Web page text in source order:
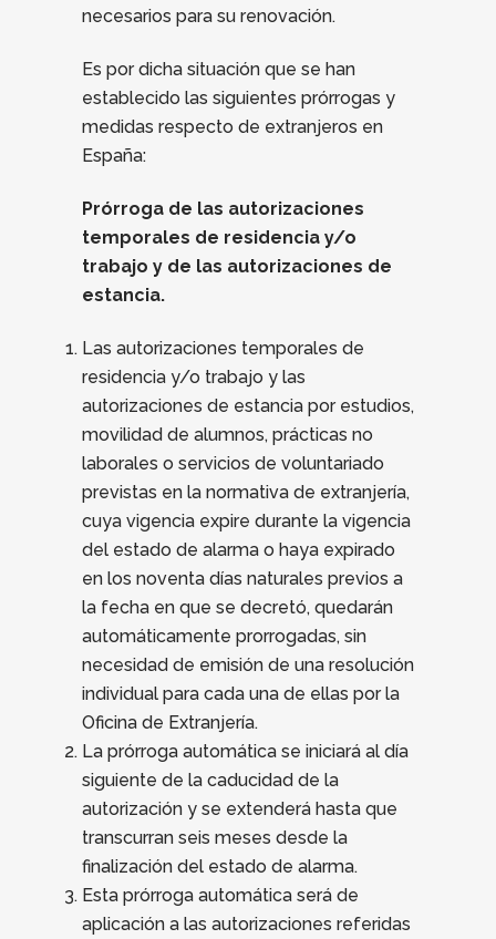
necesarios para su renovación.
Es por dicha situación que se han
establecido las siguientes prórrogas y
medidas respecto de extranjeros en
España:
Prórroga de las autorizaciones
temporales de residencia y/o
trabajo y de las autorizaciones de
estancia.
Las autorizaciones temporales de
residencia y/o trabajo y las
autorizaciones de estancia por estudios,
movilidad de alumnos, prácticas no
laborales o servicios de voluntariado
previstas en la normativa de extranjería,
cuya vigencia expire durante la vigencia
del estado de alarma o haya expirado
en los noventa dí­as naturales previos a
la fecha en que se decretó, quedarán
automáticamente prorrogadas, sin
necesidad de emisión de una resolución
individual para cada una de ellas por la
Oficina de Extranjería.
La prórroga automática se iniciará al dí­a
siguiente de la caducidad de la
autorización y se extenderá hasta que
transcurran seis meses desde la
finalización del estado de alarma.
Esta prórroga automática será de
aplicación a las autorizaciones referidas